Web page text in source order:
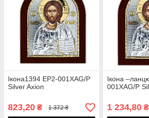
Ікона1394 EP2-001XAG/P
Silver Axion
823,20 ₴ 1 372 ₴
Ікона
001XAG/P
1 234,80₴